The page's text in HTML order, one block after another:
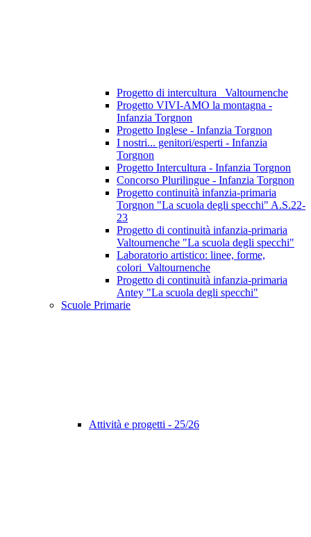
Progetto di intercultura_ Valtournenche
Progetto VIVI-AMO la montagna -
Infanzia Torgnon
Progetto Inglese - Infanzia Torgnon
I nostri... genitori/esperti - Infanzia
Torgnon
Progetto Intercultura - Infanzia Torgnon
Concorso Plurilingue - Infanzia Torgnon
Progetto continuità infanzia-primaria
Torgnon "La scuola degli specchi" A.S.22-
23
Progetto di continuità infanzia-primaria
Valtournenche "La scuola degli specchi"
Laboratorio artistico: linee, forme,
colori_Valtournenche
Progetto di continuità infanzia-primaria
Antey "La scuola degli specchi"
Scuole Primarie
Attività e progetti - 25/26